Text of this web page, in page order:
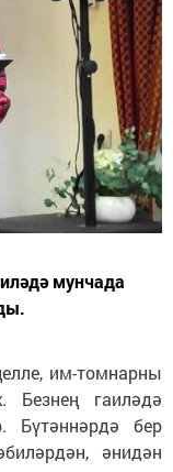
мунчада
им-томнарны
Безнең гаиләдә
Бүтәннәрдә бер
әнидән